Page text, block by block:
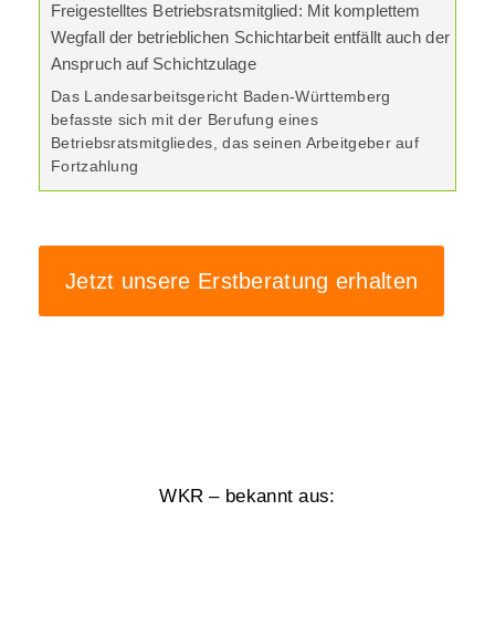
Freigestelltes Betriebsratsmitglied: Mit komplettem
Wegfall der betrieblichen Schichtarbeit entfällt auch der
Anspruch auf Schichtzulage
Das Landesarbeitsgericht Baden-Württemberg
befasste sich mit der Berufung eines
Betriebsratsmitgliedes, das seinen Arbeitgeber auf
Fortzahlung
Jetzt unsere Erstberatung erhalten
WKR – bekannt aus: